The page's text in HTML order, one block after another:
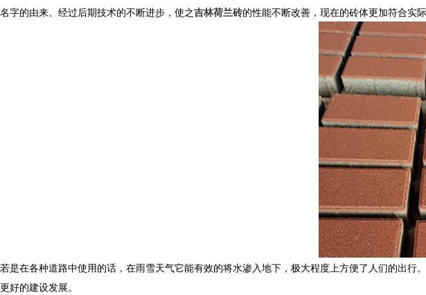
名字的由来。经过后期技术的不断进步，使之吉林荷兰砖的性能不断改善，现在的砖体更加符合实
若是在各种道路中使用的话，在雨雪天气它能有效的将水渗入地下，极大程度上方便了人们的出行
更好的建设发展。